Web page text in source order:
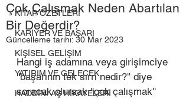
KİTAP ÖZETLERİ
KARİYER VE BAŞARI
KİŞİSEL GELİŞİM
YATIRIM VE GELECEK
HADDİNİ AŞ HİKAYELERİ
Çok Çalışmak Neden Abartılan
Bir Değerdir?
Güncelleme tarihi: 30 Mar 2023
Hangi iş adamına veya girişimciye
''başarının tek sırrı nedir?'' diye
soracak olursak ''çok çalışmak''